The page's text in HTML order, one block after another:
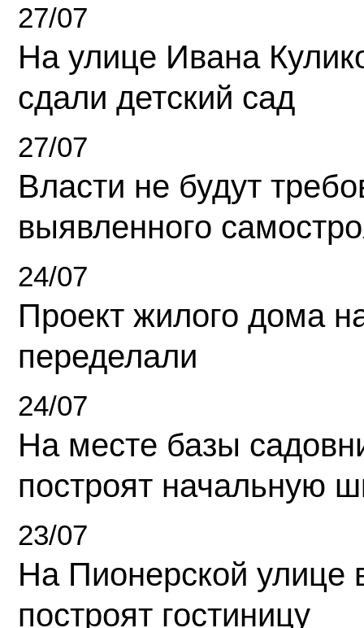
27/07
На улице Ивана
сдали детский сад
27/07
Власти не будут
выявленного
24/07
Проект жилого дома
переделали
24/07
На месте базы
построят начальную
23/07
На Пионерской улице
построят гостиницу